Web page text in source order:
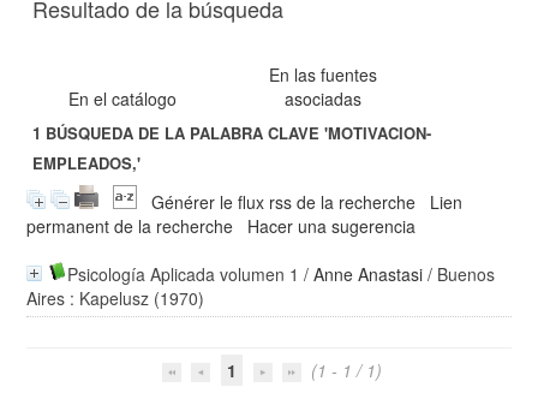
Resultado de la búsqueda
En el catálogo
En las fuentes
asociadas
1 BÚSQUEDA DE LA PALABRA CLAVE'MOTIVACION-
EMPLEADOS,'
Générer le flux rss de la recherche
Lien
permanent de la recherche
Hacer una sugerencia
Psicología Aplicada volumen 1 /Anne Anastasi / Buenos
Aires : Kapelusz (1970)
1 (1 - 1 / 1)